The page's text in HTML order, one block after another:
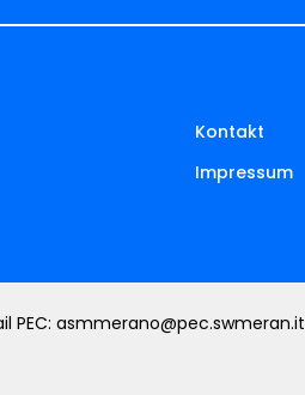
Kontakt
Impressum
PEC: asmmerano@pec.swmeran.it